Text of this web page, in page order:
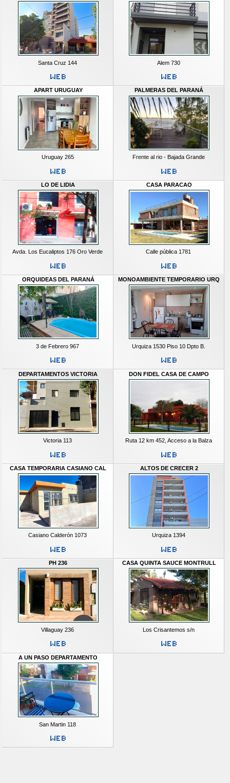
Santa Cruz 144 Alem 730
APART URUGUAY
Uruguay 265
PALMERAS DEL PARANÁ
Frente al rio - Bajada Grande
LO DE LIDIA
Avda. Los Eucaliptos 176 Oro Verde
CASA PARACAO
Calle pública 1781
ORQUIDEAS DEL PARANÁ
3 de Febrero 967
MONOAMBIENTE TEMPORARIO URQ
Urquiza 1530 Piso 10 Dpto B.
DEPARTAMENTOS VICTORIA
Victoria 113
DON FIDEL CASA DE CAMPO
Ruta 12 km 452, Acceso a la Balza
CASA TEMPORARIA CASIANO CAL
Casiano Calderón 1073
ALTOS DE CRECER 2
Urquiza 1394
PH 236
Villaguay 236
CASA QUINTA SAUCE MONTRULL
Los Crisantemos s/n
A UN PASO DEPARTAMENTO
San Martin 118